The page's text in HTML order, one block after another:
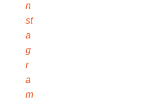
n
st
a
g
r
a
m